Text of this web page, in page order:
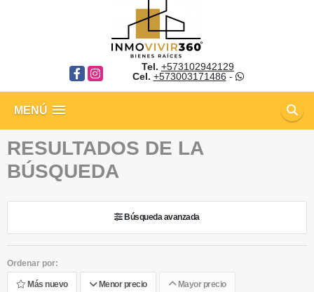
FacebookInstagram
Tel. +573102942129
Cel. +573003171486 -
MENÚ
RESULTADOS DE LA
BÚSQUEDA
Búsqueda avanzada
Ordenar por:
Más nuevo Menor precio Mayor precio